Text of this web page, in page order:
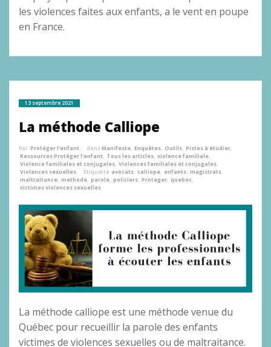
les violences faites aux enfants, a le vent en poupe
en France.
13 septembre 2021
La méthode Calliope
Par Protéger l'enfant dansManifeste, Enquêtes, Outils, Pistes à étudier,
Ressources Protéger l'enfant, Tous les articles, violence familiale,
Violence familiales et conjugales, Violences familiales et conjugales,
Violences sexuelles
Étiquette avocats, caliiope, enfants, magistrats,
maltraitance, methode, parole, policiers, Proteger, quebec,
victimes violences sexuelles
La méthode calliope est une méthode venue du
Québec pour recueillir la parole des enfants
victimes de violences sexuelles ou de maltraitance.